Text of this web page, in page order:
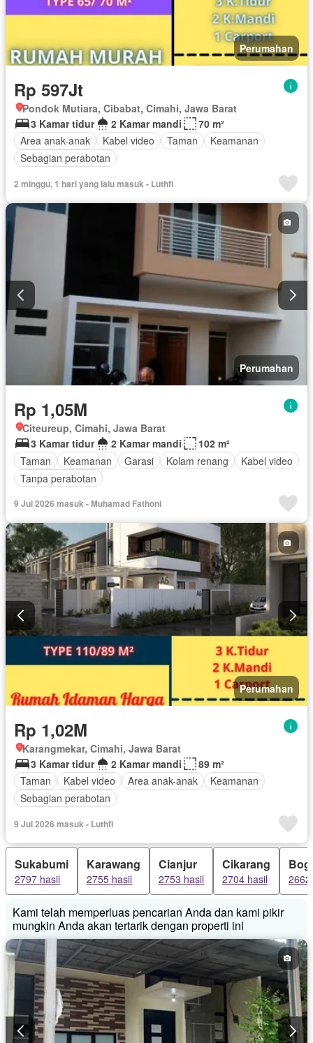
Perumahan
Rp 597Jt
Pondok Mutiara, Cibabat, Cimahi, Jawa Barat
3 Kamar tidur
2 Kamar mandi
70 m²
Area anak-anak
Kabel video Taman
Keamanan
Sebagian perabotan
2 minggu, 1 hari yang lalu masuk - Luthfi
Perumahan
Rp 1,05M
Citeureup, Cimahi, Jawa Barat
3 Kamar tidur
2 Kamar mandi
102 m²
Taman
Keamanan Garasi Kolam renang
Kabel video
Tanpa perabotan
9 Jul 2026 masuk - Muhamad Fathoni
Perumahan
Rp 1,02M
Karangmekar, Cimahi, Jawa Barat
3 Kamar tidur
2 Kamar mandi
89 m²
Taman
Kabel video Area anak-anak
Keamanan
Sebagian perabotan
9 Jul 2026 masuk - Luthfi
Sukabumi
2797 hasil
Karawang
2755 hasil
Cianjur
2753 hasil
Cikarang
2704 hasil
Kami telah memperluas pencarian Anda dan kami pikir
mungkin Anda akan tertarik dengan properti ini